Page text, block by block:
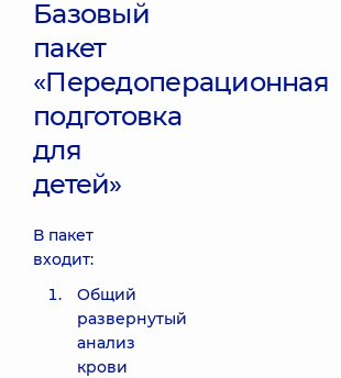
Базовый
пакет
«Передоперационная
подготовка
для
детей»
В пакет
входит:
Общий
развернутый
анализ
крови